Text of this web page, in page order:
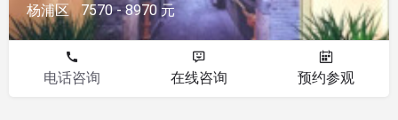
杨浦区 7570 - 8970 元
电话咨询 在线咨询 预约参观